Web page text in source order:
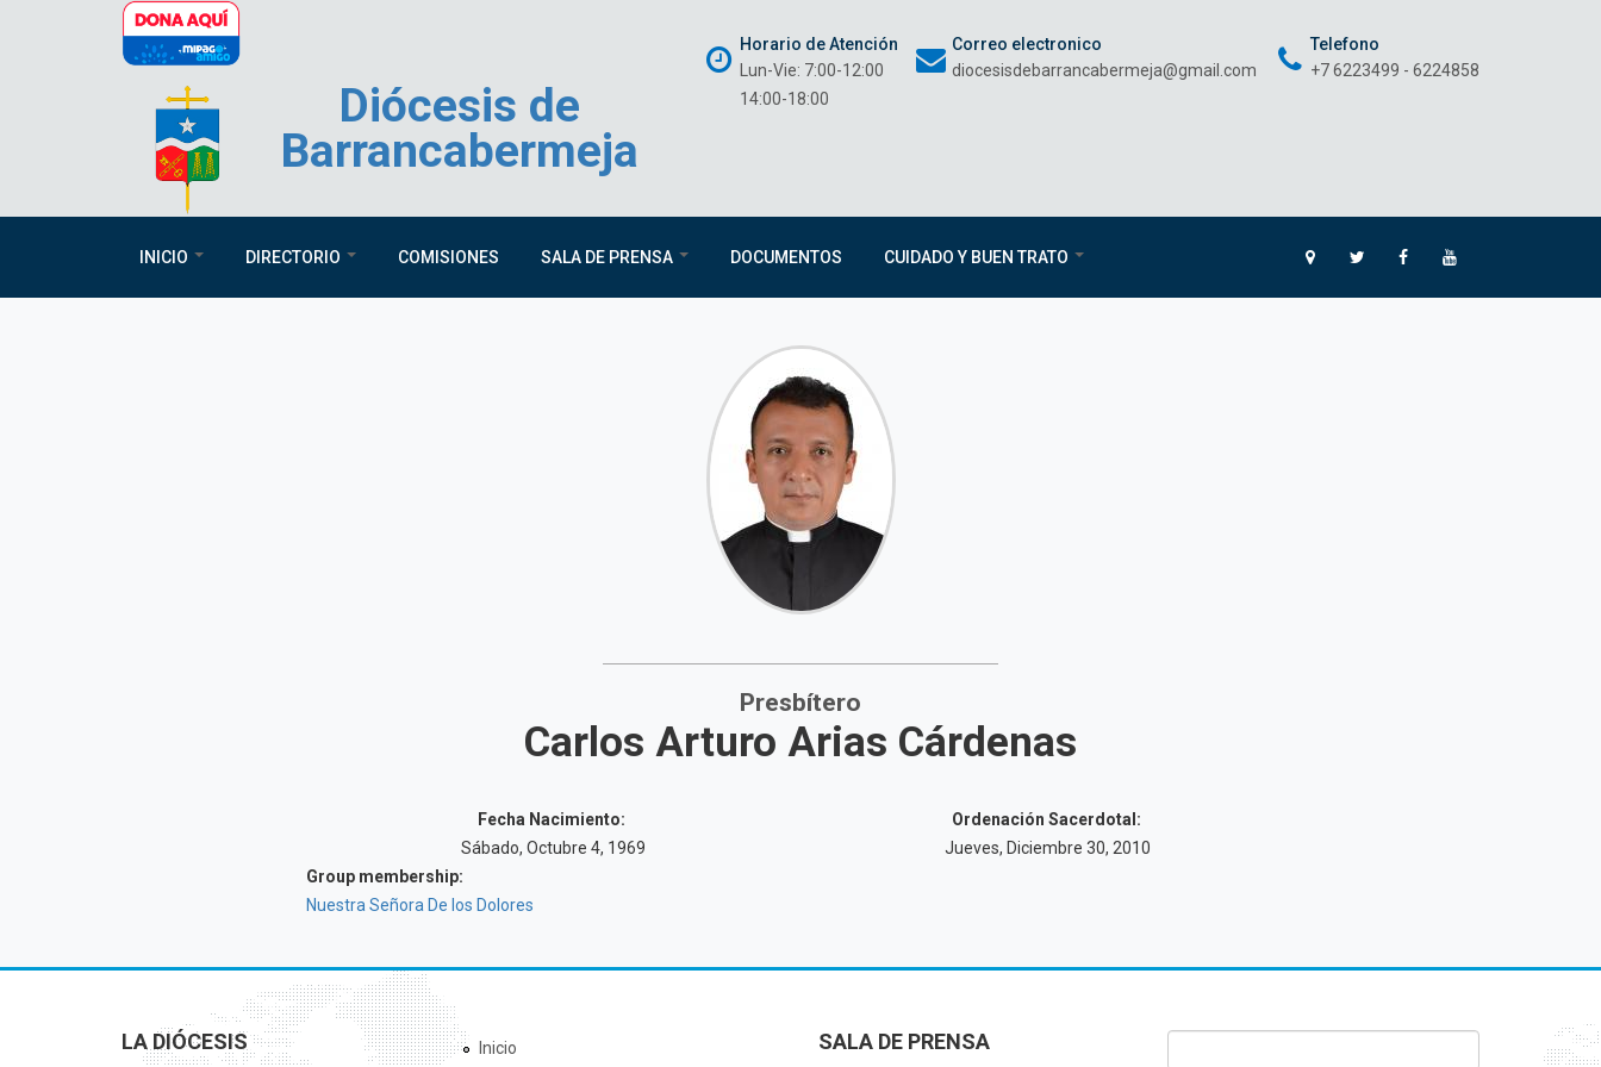
Pasar al contenido principal
Diócesis de
Barrancabermeja
Horario de Atención
Lun-Vie: 7:00-12:00
14:00-18:00
Correo electronico
diocesisdebarrancabermeja@gmail.com
Telefono
+7 6223499 - 6224858
INICIO DIRECTORIO COMISIONES SALA DE PRENSA DOCUMENTOS CUIDADO Y BUEN TRATO
Presbítero
Carlos Arturo Arias Cárdenas
Fecha Nacimiento:
Sábado, Octubre 4, 1969
Ordenación Sacerdotal:
Jueves, Diciembre 30, 2010
Group membership:
Nuestra Señora De los Dolores
LA DIÓCESIS Inicio SALA DE PRENSA FORMULARIO DE BÚSQUEDA